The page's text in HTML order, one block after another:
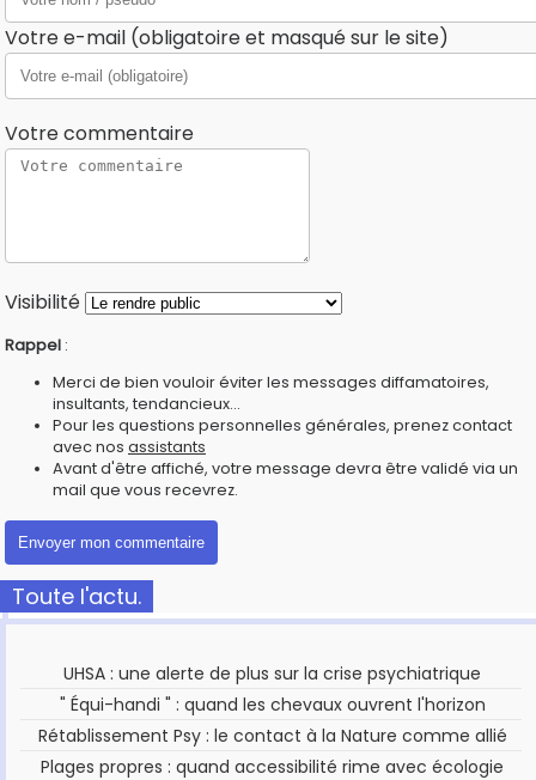
Votre e-mail (obligatoire et masqué sur le site)
Votre commentaire
Visibilité
Rappel :
Merci de bien vouloir éviter les messages diffamatoires,
insultants, tendancieux...
Pour les questions personnelles générales, prenez contact
avec nos assistants
Avant d'être affiché, votre message devra être validé via un
mail que vous recevrez.
Toute l'actu.
UHSA : une alerte de plus sur la crise psychiatrique
" Équi-handi " : quand les chevaux ouvrent l'horizon
Rétablissement Psy : le contact à la Nature comme allié
Plages propres : quand accessibilité rime avec écologie